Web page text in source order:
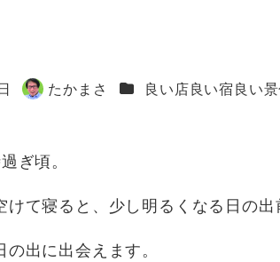
著
たかまさ カテゴリー
良い店良い宿良い
ぎ頃。
て寝ると、少し明るくなる日の出
出に出会えます。